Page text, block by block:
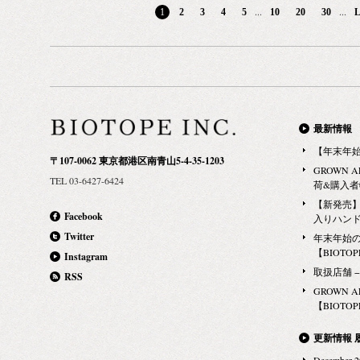
（エタノール
であり、医薬
ることが可能
す。
ません。 何
区新宿4-1-6 ニュウマン新宿 2F Tel:03-5357-7707
都豊島区南池袋1-28-2 池袋パルコ2F Tel:03-6812-1919
NOSE SHOP（ノーズショップ）銀座 104-0061 東京
都中央区銀座5-2-1 東急プラザ銀座3F Tel:03-6264-
6139 NOSE SHOP（ノーズショップ）横浜 220-0005
神奈川県横浜市西区南幸 1-1-1 ニュウマン横浜 3F
530-8217 大阪府大阪市北区梅田3-1-3 ルクア 2F
Tel:06-6341-7701 NOSE SHOP（ノーズショップ）大
ロント大阪 南館1F Tel:06-6372-5500 page top ▲
1 2 3 4 5 ... 10 20 30 ...
〒107-0062 東京都港区南青山5-4-35-1203
TEL 03-6427-6424
Facebook
Twitter
Instagram
RSS
最新情報
【年末年
GROWN
荷&購入
【新発売
入りハン
年末年始
【
取扱店舗
GROWN
【
更新情報